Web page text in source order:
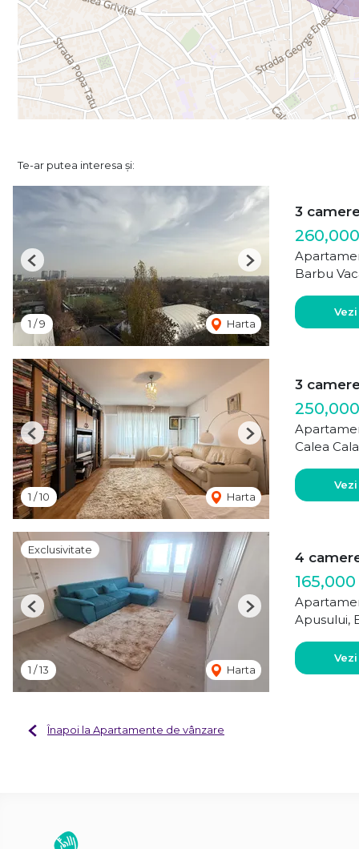
Te-ar putea interesa și:
1 /9 Harta
Previous Next
3
Barbu
1 /10 Harta
Previous Next
3
Calea
Exclusivitate
1 /13 Harta
Previous Next
4
Apusului,
Înapoi la Apartamente de vânzare